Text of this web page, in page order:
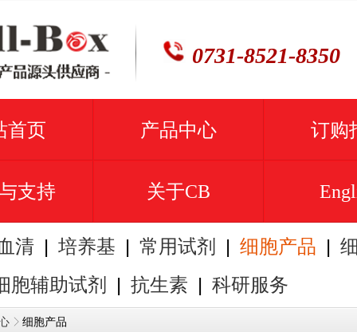
0731-8521-8350
首页 产品中心 订购
支持 关于CB
清 | 培养基 | 常用试剂 | 细胞产品 |
胞辅助试剂
| 抗生素 | 科研服务
细胞产品